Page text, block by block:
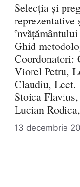
Selecția și
Ghid
Coordonatori:
Viorel Petru,
Claudiu, Lect.
Stoica
Lucian
13 decembrie